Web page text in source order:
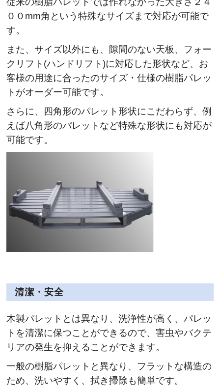
００mm角という特殊なサイズまで対応が可能で
す。
また、サイズ以外にも、隙間のない天板、フォー
クリフト(ハンドリフト)に対応した形状など、お
客様の用途に合ったのサイズ・仕様の樹脂パレッ
トがオーダー可能です。
さらに、四角形のパレット形状にこだわらず、例
えば八角形のパレットなど特殊な形状にも対応が
可能です。
清潔・安全
木製パレットとは異なり、洗浄性が高く、パレッ
トを清潔に保つことができるので、害虫やバクテ
リアの発生を抑えることができます。
一般の樹脂パレットと異なり、フラットな構造の
ため、洗いやすく、拭き掃除も簡単です。